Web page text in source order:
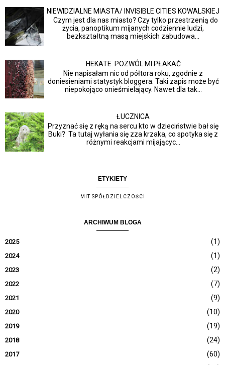
NIEWIDZIALNE MIASTA/ INVISIBLE CITIES KOWALSKIEJ
Czym jest dla nas miasto? Czy tylko przestrzenią do
życia, panoptikum mijanych codziennie ludzi,
bezkształtną masą miejskich zabudowa...
HEKATE. POZWÓL MI PŁAKAĆ
Nie napisałam nic od półtora roku, zgodnie z
doniesieniami statystyk bloggera. Taki zapis może być
niepokojąco onieśmielający. Nawet dla tak...
ŁUCZNICA
Przyznać się z ręką na sercu kto w dzieciństwie bał się
Buki? Ta tutaj wyłania się zza krzaka, co spotyka się z
różnymi reakcjami mijającyc...
ETYKIETY
MIT SPÓŁDZIELCZOŚCI
ARCHIWUM BLOGA
2025 (1)
2024 (1)
2023 (2)
2022 (7)
2021 (9)
2020 (10)
2019 (19)
2018 (24)
2017 (60)